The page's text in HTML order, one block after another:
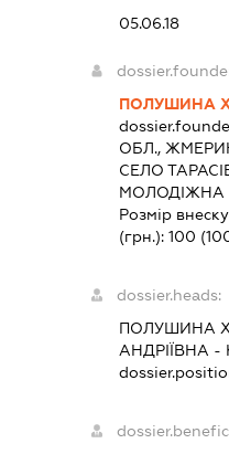
05.06.18
ПОЛУШИНА
ОБЛ.,
СЕЛО
МОЛОДІЖНА
Розмір
(грн.):100
dossier.heads:
ПОЛУШИНА
АНДРІЇВНА -